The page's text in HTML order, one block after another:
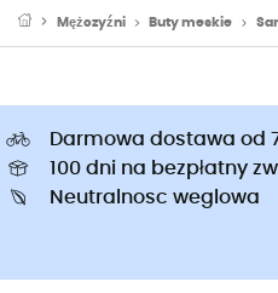
Mężczyźni Buty meskie
Darmowa dostawa od
100 dni na bezpłatny
Neutralnosc weglowa